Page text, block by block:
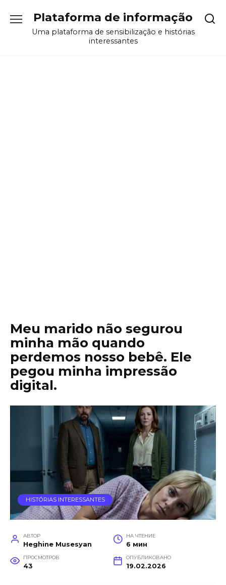
содержанию
Plataforma de informação
Uma plataforma de sensibilização e histórias
interessantes
Meu marido não segurou
minha mão quando
perdemos nosso bebê. Ele
pegou minha impressão
digital.
HISTÓRIAS INTERESSANTES
АВТОР
Heghine Musesyan
НА ЧТЕНИЕ
6 мин
ПРОСМОТРОВ
43
ОПУБЛИКОВАНО
19.02.2026